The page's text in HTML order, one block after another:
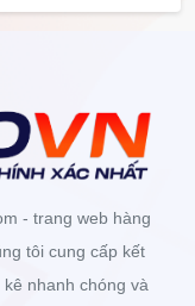
- trang web hàng
tôi cung cấp kết
nhanh chóng và